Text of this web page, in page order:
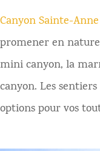
Canyon Sainte-Anne
promener en nature
mini canyon, la
canyon. Les
options pour vos